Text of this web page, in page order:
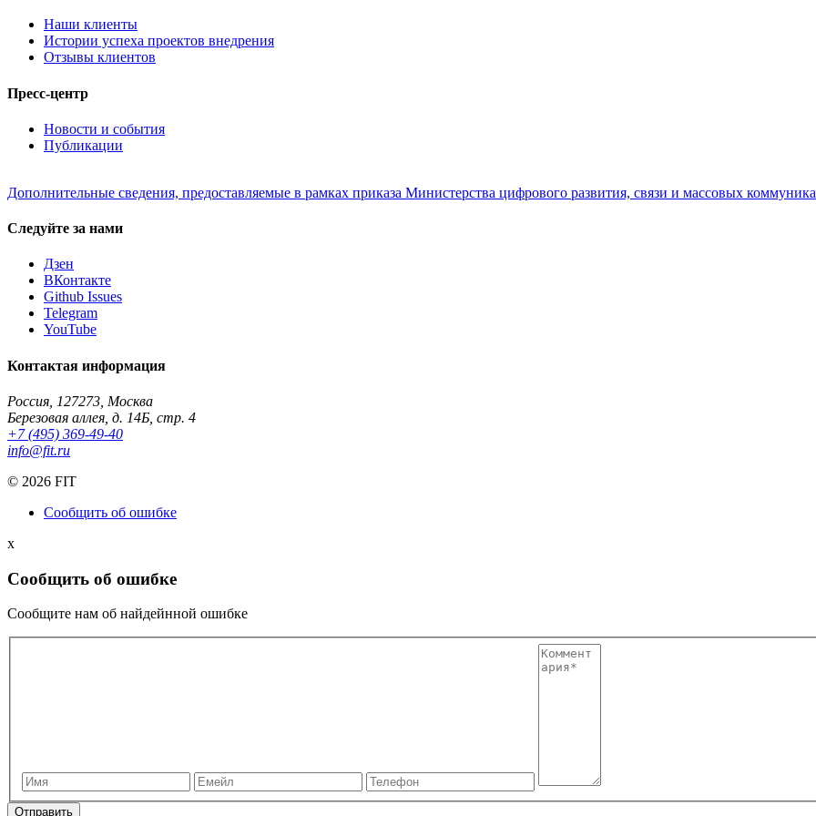
Наши клиенты
Истории успеха проектов внедрения
Отзывы клиентов
Пресс-центр
Новости и события
Публикации
Дополнительные сведения, предоставляемые в рамках приказа Министерства цифрового развития, связи и массовых
Следуйте за нами
Дзен
ВКонтакте
Github Issues
Telegram
YouTube
Контактая информация
Россия, 127273, Москва
Березовая аллея, д. 14Б, стр. 4
+7 (495) 369-49-40
info@fit.ru
© 2026 FIT
Сообщить об ошибке
x
Сообщить об ошибке
Сообщите нам об найдейнной ошибке